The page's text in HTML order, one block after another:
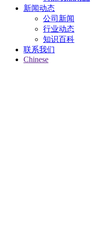
新闻动态
公司新闻
行业动态
知识百科
联系我们
Chinese